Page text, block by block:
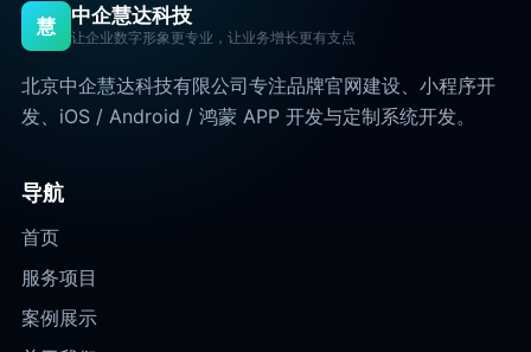
慧 中企慧达科技
让企业数字形象更专业，让业务增长更有支点
北京中企慧达科技有限公司专注品牌官网建设、小程序开
发、iOS / Android / 鸿蒙 APP 开发与定制系统开发。
导航
首页
服务项目
案例展示